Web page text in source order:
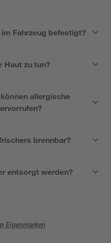
Fahrzeug befestigt?
Haut zu tun?
allergische
brennbar?
entsorgt werden?
Eigenmarken